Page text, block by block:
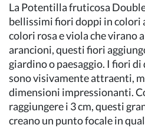
La Potentilla fruticosa
bellissimi fiori doppi in colori
colori rosa e viola che virano
arancioni, questi fiori
giardino o paesaggio. I fiori
sono visivamente attraenti,
dimensioni impressionanti.
raggiungere i 3 cm, questi
creano un punto focale in